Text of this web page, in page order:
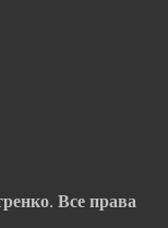
Все права